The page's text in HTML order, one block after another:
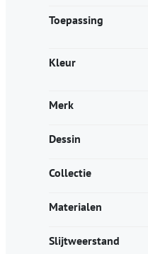
Toepassing
Kleur
Merk
Dessin
Collectie
Materialen
Slijtweerstand